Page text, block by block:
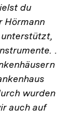
du
Hörmann
.
wurden
auch auf